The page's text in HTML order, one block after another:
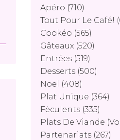
Apéro (710)
Tout Pour Le Café!
Cookéo (565)
Gâteaux (520)
Entrées (519)
Desserts (500)
Noël
(408)
Plat Unique (364)
Féculents (335)
Plats De Viande
Partenariats (267)